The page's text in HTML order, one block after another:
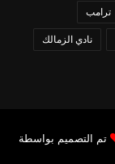
ترامب
نادي الزمالك
تم التصميم بواسطة